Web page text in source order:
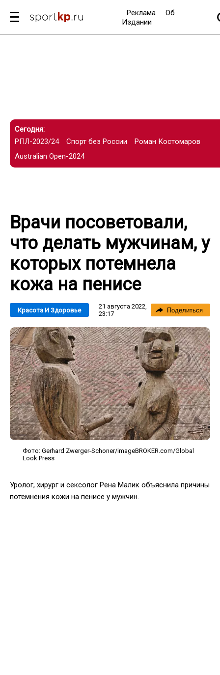
Реклама
Об
Издании
Сегодня:
РПЛ-2023/24
Спорт без России
Роман Костомаров
Australian Open-2024
Врачи посоветовали,
что делать мужчинам, у
которых потемнела
кожа на пенисе
Красота И Здоровье
21 августа 2022,
23:17
Поделиться
Фото: Gerhard Zwerger-Schoner/imageBROKER.com/Global
Look Press
Уролог, хирург и сексолог Рена Малик объяснила причины
потемнения кожи на пенисе у мужчин.